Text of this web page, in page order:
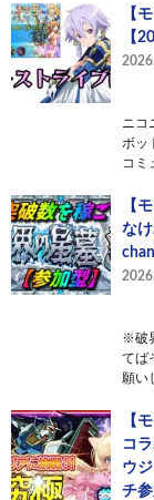
【
【
ニコ
ボッ
コ
【
な
※破
てば
願い
【
コ
ウ
チ参